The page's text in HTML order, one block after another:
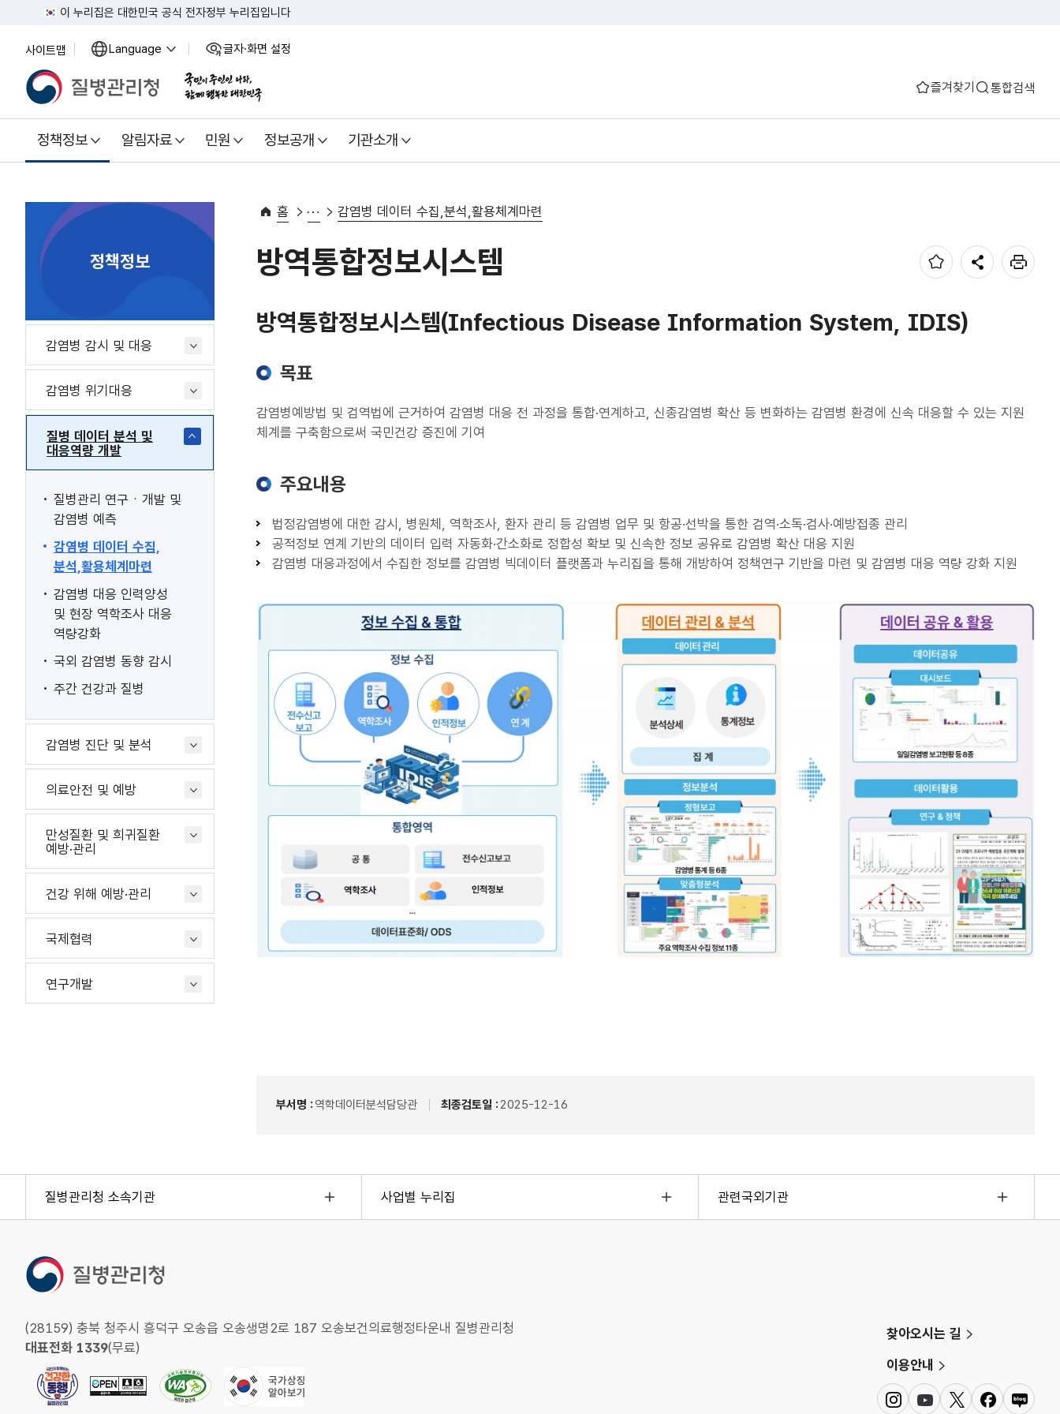
이 누리집은 대한민국 공식 전자정부 누리집입니다
사이트맵 Language 열
글자·화면 설정
즐겨찾기 통합검색
정책정보 알림자료 민원 정보공개 기관소개
정책정보
감염병 감시 및 대응
감염병 위기대응
질병 데이터 분석 및
대응역량 개발
질병관리 연구ㆍ개발 및
감염병 예측
감염병 데이터 수집,
분석,활용체계마련
감염병 대응 인력양성
및 현장 역학조사 대응
역량강화
국외 감염병 동향 감시
주간 건강과 질병
감염병 진단 및 분석
의료안전 및 예방
만성질환 및 희귀질환
예방·관리
건강 위해 예방·관리
국제협력
연구개발
홈 감염병 데이터 수집,분석,활용체계마련
방역통합정보시스템
방역통합정보시스템(Infectious Disease Information System, IDIS)
목표
감염병예방법 및 검역법에 근거하여 감염병 대응 전 과정을 통합·연계하고, 신종감염병 확산 등 변화하는 감염병 환경에 신속 대응할 수 있는 지원
체계를 구축함으로써 국민건강 증진에 기여
주요내용
법정감염병에 대한 감시, 병원체, 역학조사, 환자 관리 등 감염병 업무 및 항공·선박을 통한 검역·소독·검사·예방접종 관리
공적정보 연계 기반의 데이터 입력 자동화·간소화로 정합성 확보 및 신속한 정보 공유로 감염병 확산 대응 지원
감염병 대응과정에서 수집한 정보를 감염병 빅데이터 플랫폼과 누리집을 통해 개방하여 정책연구 기반을 마련 및 감염병 대응 역량 강화 지원
부서명 : 역학데이터분석담당관 최종검토일 : 2025-12-16
질병관리청 소속기관 사업별 누리집 관련국외기관
(28159) 충북 청주시 흥덕구 오송읍 오송생명2로 187 오송보건의료행정타운내 질병관리청
대표전화 1339(무료)
찾아오시는 길
이용안내
인
유
트
페
네